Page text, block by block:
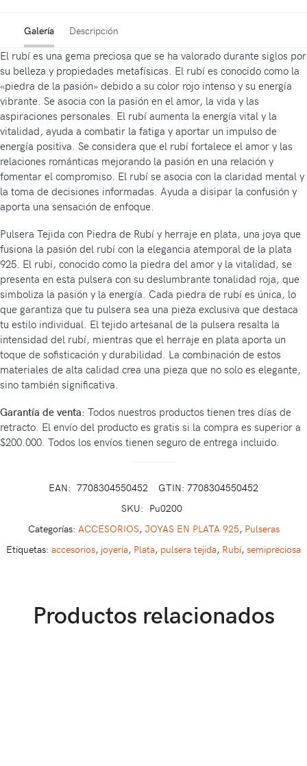
Galería Descripción
El rubí es una gema preciosa que se ha valorado durante siglos por
su belleza y propiedades metafísicas. El rubí es conocido como la
«piedra de la pasión» debido a su color rojo intenso y su energía
vibrante. Se asocia con la pasión en el amor, la vida y las
aspiraciones personales. El rubí aumenta la energía vital y la
vitalidad, ayuda a combatir la fatiga y aportar un impulso de
energía positiva. Se considera que el rubí fortalece el amor y las
relaciones románticas mejorando la pasión en una relación y
fomentar el compromiso. El rubí se asocia con la claridad mental y
la toma de decisiones informadas. Ayuda a disipar la confusión y
aporta una sensación de enfoque.
Pulsera Tejida con Piedra de Rubí y herraje en plata, una joya que
fusiona la pasión del rubí con la elegancia atemporal de la plata
925. El rubí, conocido como la piedra del amor y la vitalidad, se
presenta en esta pulsera con su deslumbrante tonalidad roja, que
simboliza la pasión y la energía. Cada piedra de rubí es única, lo
que garantiza que tu pulsera sea una pieza exclusiva que destaca
tu estilo individual. El tejido artesanal de la pulsera resalta la
intensidad del rubí, mientras que el herraje en plata aporta un
toque de sofisticación y durabilidad. La combinación de estos
materiales de alta calidad crea una pieza que no solo es elegante,
sino también significativa.
Garantía de venta: Todos nuestros productos tienen tres días de
retracto. El envío del producto es gratis si la compra es superior a
$200.000. Todos los envíos tienen seguro de entrega incluido.
EAN: 7708304550452
GTIN: 7708304550452
SKU: Pu0200
Categorías: ACCESORIOS, JOYAS EN PLATA 925, Pulseras
Etiquetas: accesorios, joyería, Plata, pulsera tejida, Rubí, semipreciosa
Productos relacionados